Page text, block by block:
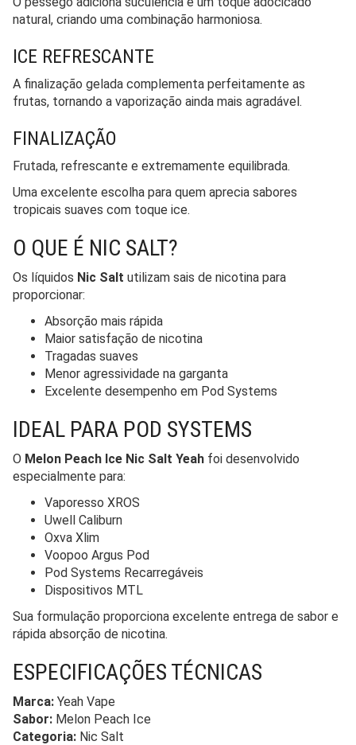
natural, criando uma combinação harmoniosa.
ICE REFRESCANTE
A finalização gelada complementa perfeitamente as
frutas, tornando a vaporização ainda mais agradável.
FINALIZAÇÃO
Frutada, refrescante e extremamente equilibrada.
Uma excelente escolha para quem aprecia sabores
tropicais suaves com toque ice.
O QUE É NIC SALT?
Os líquidos Nic Salt utilizam sais de nicotina para
proporcionar:
Absorção mais rápida
Maior satisfação de nicotina
Tragadas suaves
Menor agressividade na garganta
Excelente desempenho em Pod Systems
IDEAL PARA POD SYSTEMS
O Melon Peach Ice Nic Salt Yeah foi desenvolvido
especialmente para:
Vaporesso XROS
Uwell Caliburn
Oxva Xlim
Voopoo Argus Pod
Pod Systems Recarregáveis
Dispositivos MTL
Sua formulação proporciona excelente entrega de sabor e
rápida absorção de nicotina.
ESPECIFICAÇÕES TÉCNICAS
Marca: Yeah Vape
Sabor: Melon Peach Ice
Categoria: Nic Salt